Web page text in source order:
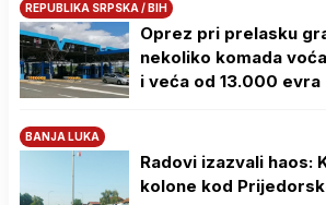
REPUBLIKA SRPSKA / BIH
Oprez pri prelasku
nekoliko komada
i veća od 13.000 evra
BANJA LUKA
Radovi izazvali haos:
kolone kod